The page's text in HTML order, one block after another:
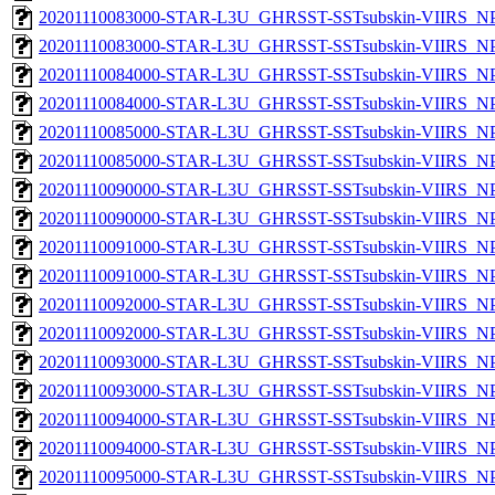
20201110083000-STAR-L3U_GHRSST-SSTsubskin-
20201110083000-STAR-L3U_GHRSST-SSTsubskin-
20201110084000-STAR-L3U_GHRSST-SSTsubskin-
20201110084000-STAR-L3U_GHRSST-SSTsubskin-
20201110085000-STAR-L3U_GHRSST-SSTsubskin-
20201110085000-STAR-L3U_GHRSST-SSTsubskin-
20201110090000-STAR-L3U_GHRSST-SSTsubskin-
20201110090000-STAR-L3U_GHRSST-SSTsubskin-
20201110091000-STAR-L3U_GHRSST-SSTsubskin-
20201110091000-STAR-L3U_GHRSST-SSTsubskin-
20201110092000-STAR-L3U_GHRSST-SSTsubskin-
20201110092000-STAR-L3U_GHRSST-SSTsubskin-
20201110093000-STAR-L3U_GHRSST-SSTsubskin-
20201110093000-STAR-L3U_GHRSST-SSTsubskin-
20201110094000-STAR-L3U_GHRSST-SSTsubskin-
20201110094000-STAR-L3U_GHRSST-SSTsubskin-
20201110095000-STAR-L3U_GHRSST-SSTsubskin-